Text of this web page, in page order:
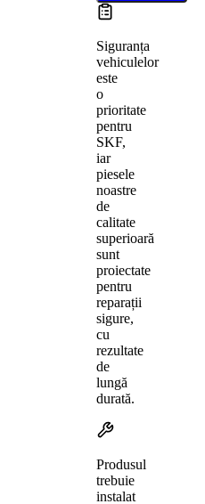
Siguranța
vehiculelor
este
o
prioritate
pentru
SKF,
iar
piesele
noastre
de
calitate
superioară
sunt
proiectate
pentru
reparații
sigure,
cu
rezultate
de
lungă
durată.
Produsul
trebuie
instalat